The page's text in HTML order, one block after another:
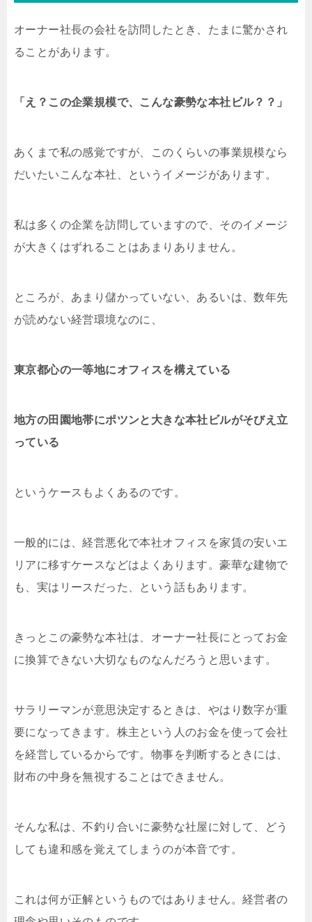
オーナー社長の会社を訪問したとき、たまに驚かされ
ることがあります。
「え？この企業規模で、こんな豪勢な本社ビル？？」
あくまで私の感覚ですが、このくらいの事業規模なら
だいたいこんな本社、というイメージがあります。
私は多くの企業を訪問していますので、そのイメージ
が大きくはずれることはあまりありません。
ところが、あまり儲かっていない、あるいは、数年先
が読めない経営環境なのに、
東京都心の一等地にオフィスを構えている
地方の田園地帯にポツンと大きな本社ビルがそびえ立
っている
というケースもよくあるのです。
一般的には、経営悪化で本社オフィスを家賃の安いエ
リアに移すケースなどはよくあります。豪華な建物で
も、実はリースだった、という話もあります。
きっとこの豪勢な本社は、オーナー社長にとってお金
に換算できない大切なものなんだろうと思います。
サラリーマンが意思決定するときは、やはり数字が重
要になってきます。株主という人のお金を使って会社
を経営しているからです。物事を判断するときには、
財布の中身を無視することはできません。
そんな私は、不釣り合いに豪勢な社屋に対して、どう
しても違和感を覚えてしまうのが本音です。
これは何が正解というものではありません。経営者の